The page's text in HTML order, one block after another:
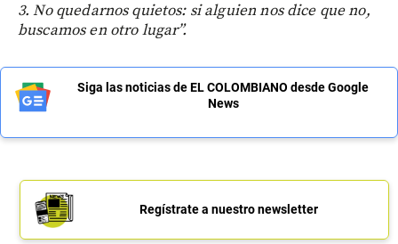
3. No quedarnos quietos: si alguien nos dice que no,
buscamos en otro lugar”.
Siga las noticias de EL COLOMBIANO desde Google
News
Regístrate a nuestro newsletter